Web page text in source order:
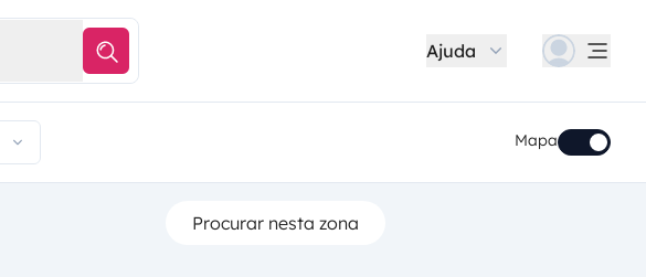
Ajuda
Mapa
Procurar nesta zona